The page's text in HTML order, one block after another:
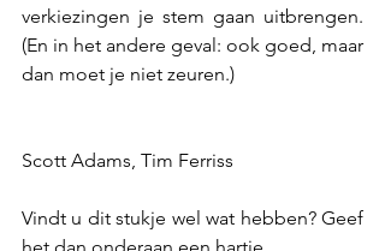
verkiezingen je stem gaan uitbrengen.
(En in het andere geval: ook goed, maar
dan moet je niet zeuren.)
Scott Adams, Tim Ferriss
Vindt u dit stukje wel wat hebben? Geef